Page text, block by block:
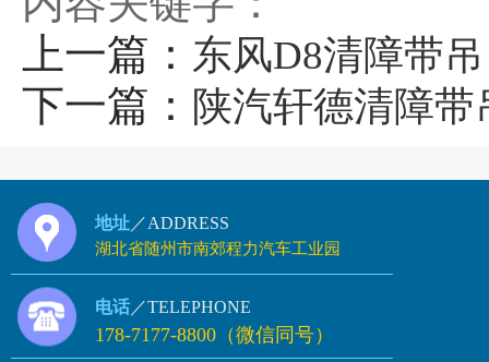
上一篇： 东风D8清障带吊
下一篇： 陕汽轩德清障
地址 ／ADDRESS
湖北省随州市南郊程力汽车工业园
电话 ／TELEPHONE
178-7177-8800（微信同号）